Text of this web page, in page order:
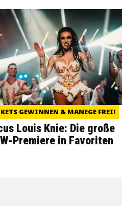
GEWINNEN & MANEGE FREI!
Louis Knie: Die große
Premiere in Favoriten